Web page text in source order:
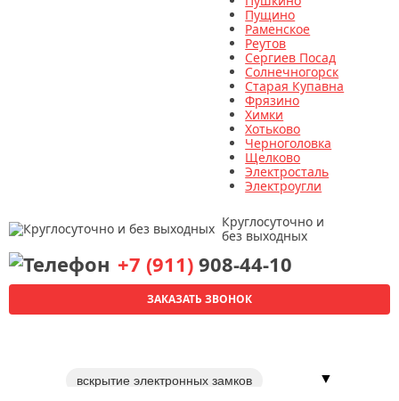
Пущино
Раменское
Реутов
Сергиев Посад
Солнечногорск
Старая Купавна
Фрязино
Химки
Хотьково
Черноголовка
Щелково
Электросталь
Электроугли
Круглосуточно и
без выходных
+7 (911) 908-44-10
ЗАКАЗАТЬ ЗВОНОК
вскрытие электронных замков
▼